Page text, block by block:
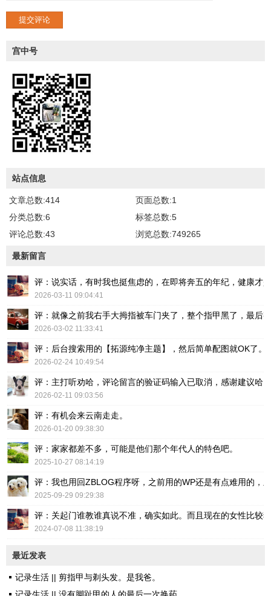
提交评论
宫中号
站点信息
文章总数:414
页面总数:1
分类总数:6
标签总数:5
评论总数:43
浏览总数:749265
最新留言
评：说实话，有时我也挺焦虑的，在即将奔五的年纪，健康才
2026-03-11 09:04:41
评：就像之前我右手大拇指被车门夹了，整个指甲黑了，最后
2026-03-02 11:33:41
评：后台搜索用的【拓源纯净主题】，然后简单配图就OK了。
2026-02-24 10:49:54
评：主打听劝哈，评论留言的验证码输入已取消，感谢建议哈！
2026-02-11 09:03:56
评：有机会来云南走走。
2026-01-20 09:38:30
评：家家都差不多，可能是他们那个年代人的特色吧。
2025-10-27 08:14:19
评：我也用回ZBLOG程序呀，之前用的WP还是有点难用的，
2025-09-29 09:29:38
评：关起门谁教谁真说不准，确实如此。而且现在的女性比较
2024-07-08 11:38:19
最近发表
记录生活 || 剪指甲与剃头发。是我爸。